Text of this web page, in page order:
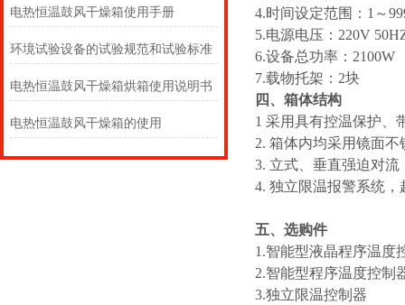
电热恒温鼓风干燥箱使用手册
环境试验设备的试验规范和试验标准
电热恒温鼓风干燥箱烘箱使用说明书
电热恒温鼓风干燥箱的使用
4.时间设定范围：1～
5.电源电压：220V
6.设备总功率：2100W
7.载物托架：2块
四、箱体结构
1 采用具有控温保护、
2. 箱体内均采用镜面
3. 立式、垂直强迫对
4. 独立限温报警系统
五、选购件
1.智能型液晶程序温度
2.智能型程序温度控制
3.独立限温控制器